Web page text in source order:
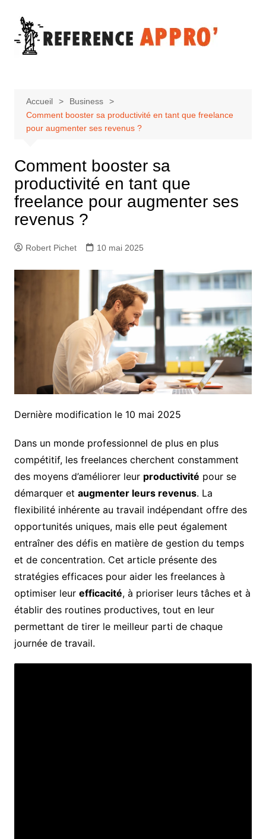
contenu
Accueil
Business
Comment booster sa productivité en tant que freelance
pour augmenter ses revenus ?
Comment booster sa
productivité en tant que
freelance pour augmenter ses
revenus ?
Robert Pichet 10 mai 2025
Dernière modification le 10 mai 2025
Dans un monde professionnel de plus en plus
compétitif, les freelances cherchent constamment
des moyens d’améliorer leur productivité pour se
démarquer et augmenter leurs revenus. La
flexibilité inhérente au travail indépendant offre des
opportunités uniques, mais elle peut également
entraîner des défis en matière de gestion du temps
et de concentration. Cet article présente des
stratégies efficaces pour aider les freelances à
optimiser leur efficacité, à prioriser leurs tâches et à
établir des routines productives, tout en leur
permettant de tirer le meilleur parti de chaque
journée de travail.